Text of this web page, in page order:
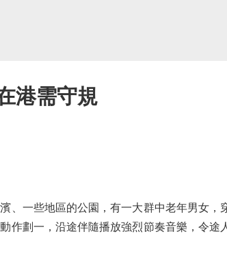
港需守規
一些地區的公園，有一大群中老年男女，
作劃一，沿途伴隨播放強烈節奏音樂，令途